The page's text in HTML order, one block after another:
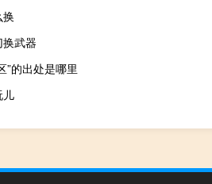
武器
”的出处是哪里
儿